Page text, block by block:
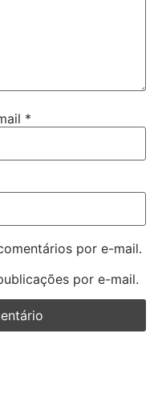
*
por e-mail.
por e-mail.